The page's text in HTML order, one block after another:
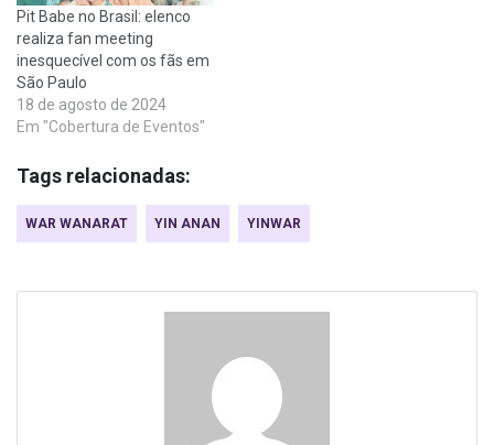
Pit Babe no Brasil: elenco
realiza fan meeting
inesquecível com os fãs em
São Paulo
18 de agosto de 2024
Em "Cobertura de Eventos"
Tags relacionadas:
WAR WANARAT YIN ANAN YINWAR